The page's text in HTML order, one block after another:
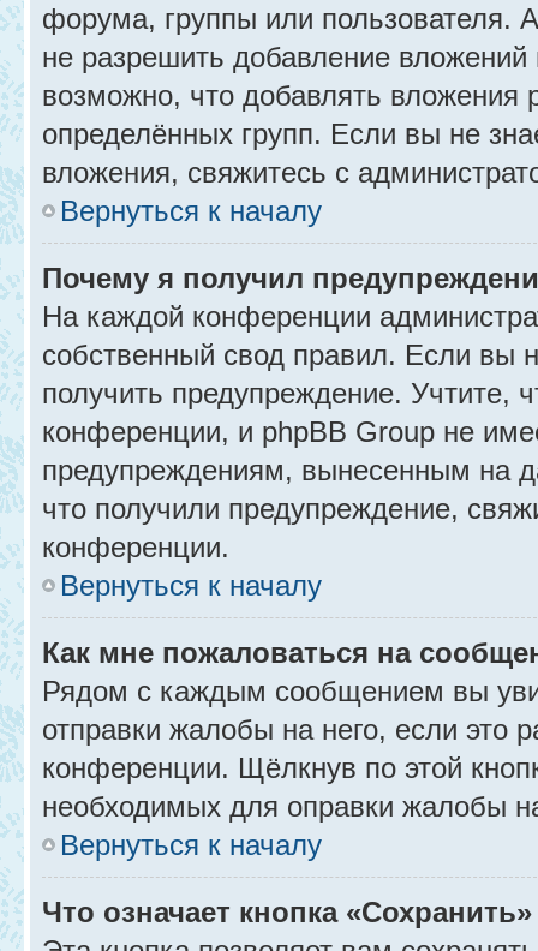
форума, группы или пользователя.
не разрешить добавление
возможно, что добавлять вложения
определённых групп. Если вы не
вложения, свяжитесь с
Вернуться к началу
Почему я получил
На каждой конференции
собственный свод правил. Если вы
получить предупреждение. Учтите,
конференции, и phpBB Group не
предупреждениям, вынесенным на
что получили предупреждение,
конференции.
Вернуться к началу
Как мне пожаловаться на
Рядом с каждым сообщением вы
отправки жалобы на него, если это
конференции. Щёлкнув по этой
необходимых для оправки жалобы
Вернуться к началу
Что означает кнопка